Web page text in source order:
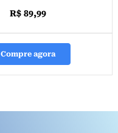
R$ 89,99
Compre agora